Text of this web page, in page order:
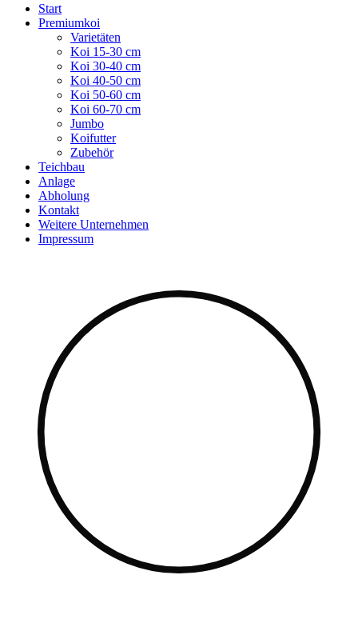
Start
Premiumkoi
Varietäten
Koi 15-30 cm
Koi 30-40 cm
Koi 40-50 cm
Koi 50-60 cm
Koi 60-70 cm
Jumbo
Koifutter
Zubehör
Teichbau
Anlage
Abholung
Kontakt
Weitere Unternehmen
Impressum